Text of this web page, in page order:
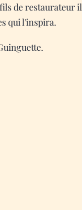
de restaurateur il
qui l'inspira.